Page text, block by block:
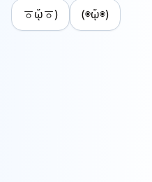
ㆆᾥㆆ) (◉ᾥ◉)